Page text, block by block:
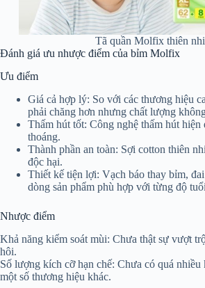
Tã quần Molfix thiên
Đánh giá ưu nhược điểm của bỉm Molfix
Ưu điểm
Giá cả hợp lý: So với các thương hiệu
phải chăng hơn nhưng chất lượng
Thấm hút tốt: Công nghệ thấm hút
thoáng.
Thành phần an toàn: Sợi cotton thiên
độc hại.
Thiết kế tiện lợi: Vạch báo thay bỉm,
dòng sản phẩm phù hợp với từng độ
Nhược điểm
Khả năng kiểm soát mùi: Chưa thật sự vượt
hôi.
Số lượng kích cỡ hạn chế: Chưa có quá
một số thương hiệu khác.